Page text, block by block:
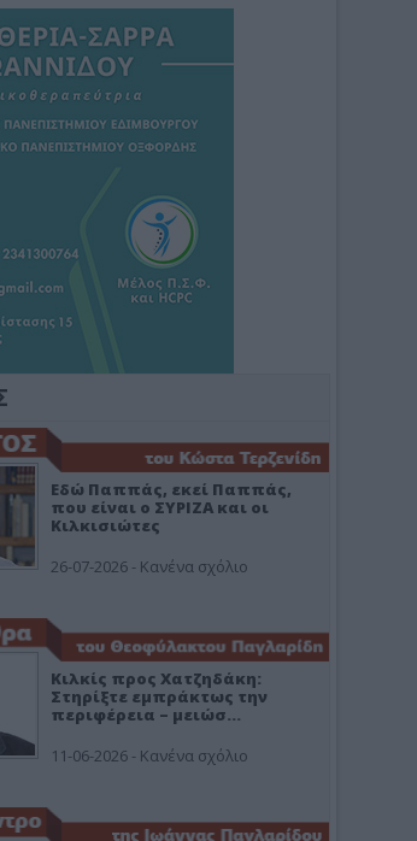
Εδώ Παππάς, εκεί Παππάς,
που είναι ο ΣΥΡΙΖΑ και οι
Κιλκισιώτες
26-07-2026 - Κανένα σχόλιο
Κιλκίς προς Χατζηδάκη:
Στηρίξτε εμπράκτως την
περιφέρεια – μειώσ…
11-06-2026 - Κανένα σχόλιο